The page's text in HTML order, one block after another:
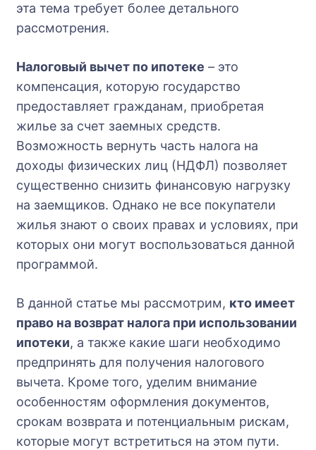
эта тема требует более детального
рассмотрения.
Налоговый вычет по ипотеке – это
компенсация, которую государство
предоставляет гражданам, приобретая
жилье за счет заемных средств.
Возможность вернуть часть налога на
доходы физических лиц (НДФЛ) позволяет
существенно снизить финансовую нагрузку
на заемщиков. Однако не все покупатели
жилья знают о своих правах и условиях, при
которых они могут воспользоваться данной
программой.
В данной статье мы рассмотрим, кто имеет
право на возврат налога при использовании
ипотеки, а также какие шаги необходимо
предпринять для получения налогового
вычета. Кроме того, уделим внимание
особенностям оформления документов,
срокам возврата и потенциальным рискам,
которые могут встретиться на этом пути.